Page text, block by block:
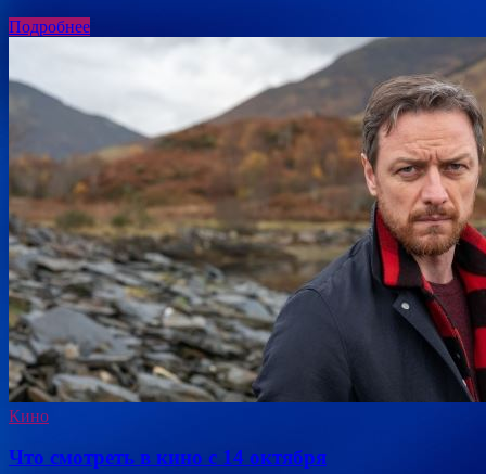
Подробнее
Кино
Что смотреть в кино с 14 октября